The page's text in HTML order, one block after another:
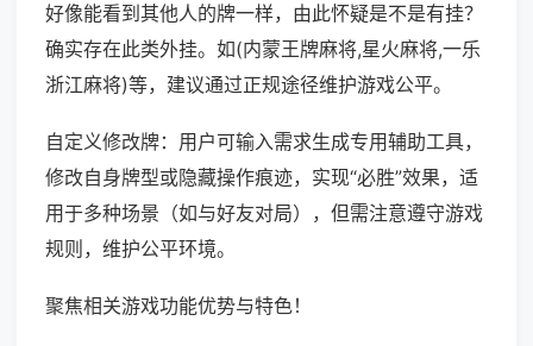
好像能看到其他人的牌一样，由此怀疑是不是有挂？
确实存在此类外挂。如(内蒙王牌麻将,星火麻将,一乐
浙江麻将)等，建议通过正规途径维护游戏公平。
自定义修改牌：用户可输入需求生成专用辅助工具，
修改自身牌型或隐藏操作痕迹，实现“必胜”效果，适
用于多种场景（如与好友对局），但需注意遵守游戏
规则，维护公平环境。
聚焦相关游戏功能优势与特色！